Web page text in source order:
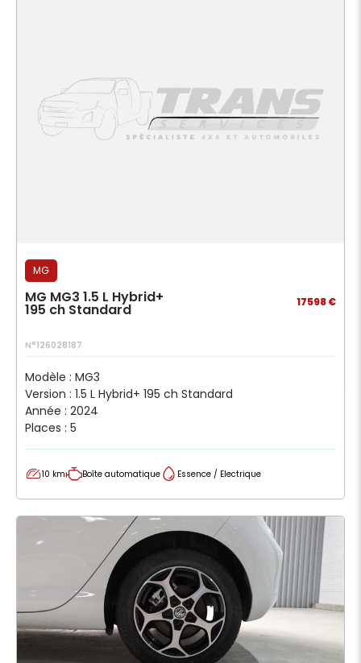
MG
MG MG3 1.5 L Hybrid+
195 ch Standard 17598 €
N°126028187
Modèle : MG3
Version : 1.5 L Hybrid+ 195 ch Standard
Année : 2024
Places : 5
10 km Boîte automatique Essence / Electrique